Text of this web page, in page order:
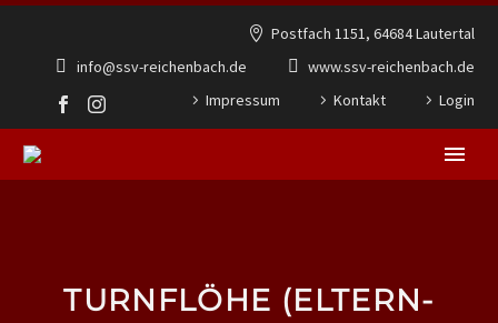
Postfach 1151, 64684 Lautertal
info@ssv-reichenbach.de
www.ssv-reichenbach.de
Impressum
Kontakt Login
TURNFLÖHE (ELTERN-